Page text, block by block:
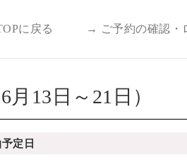
に戻る → ご予約の確認・
13日～21日）
定日